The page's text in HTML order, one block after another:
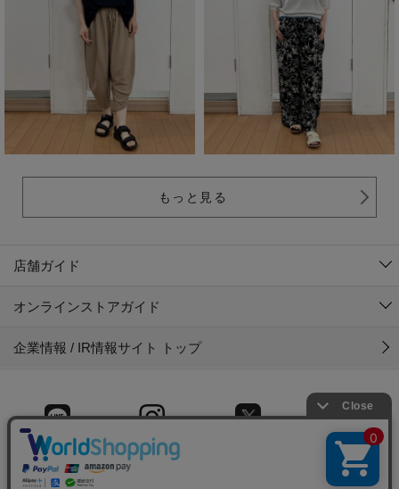
もっと見る
店舗ガイド
オンラインストアガイド
企業情報 / IR情報サイト トップ
LINE Instagram Facebook